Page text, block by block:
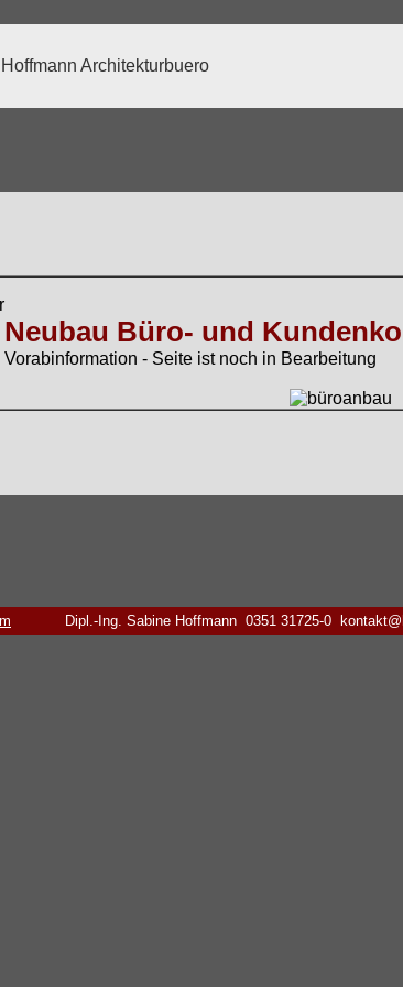
Neubau Büro- und
Vorabinformation - Seite ist noch in Bearbeitung
Dipl.-Ing. Sabine Hoffmann 0351 31725-0